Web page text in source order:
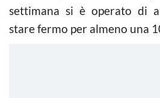
settimana si è operato di
stare fermo per almeno una